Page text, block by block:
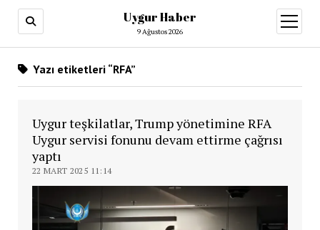
Uygur Haber
9 Ağustos 2026
aç
Yazı etiketleri “RFA”
Uygur teşkilatlar, Trump yönetimine RFA
Uygur servisi fonunu devam ettirme çağrısı
yaptı
22 MART 2025 11:14